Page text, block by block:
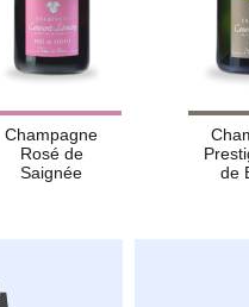
Champagne
Rosé de
Saignée
de